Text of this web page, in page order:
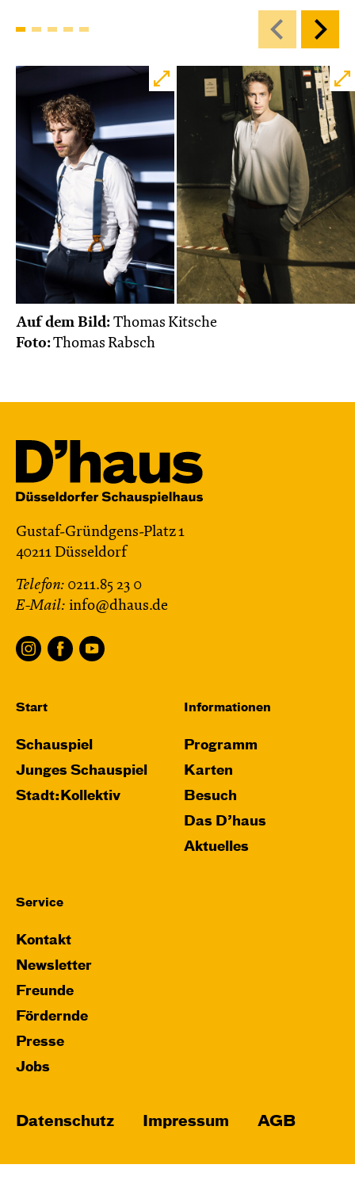
Auf dem Bild: Thomas Kitsche
Foto:Thomas Rabsch
Gustaf-Gründgens-Platz 1
40211 Düsseldorf
Telefon: 0211.85 23 0
E-Mail: info@dhaus.de
Start
Schauspiel
Junges Schauspiel
Stadt:Kollektiv
Informationen
Programm
Karten
Besuch
Das D’haus
Aktuelles
Service
Kontakt
Newsletter
Freunde
Fördernde
Presse
Jobs
Datenschutz Impressum AGB